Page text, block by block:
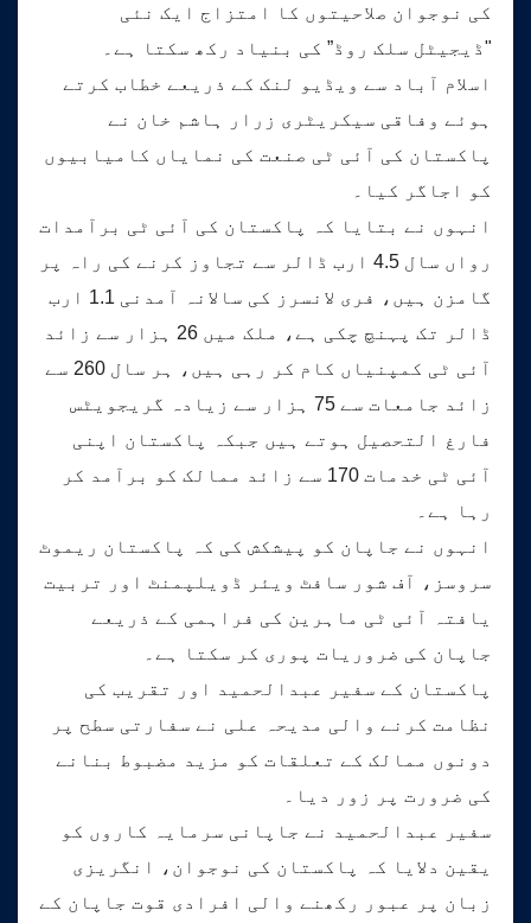
کی نوجوان صلاحیتوں کا امتزاج ایک نئی
"ڈیجیٹل سلک روڈ” کی بنیاد رکھ سکتا ہے۔
اسلام آباد سے ویڈیو لنک کے ذریعے خطاب کرتے
ہوئے وفاقی سیکریٹری زرار ہاشم خان نے
پاکستان کی آئی ٹی صنعت کی نمایاں کامیابیوں
کو اجاگر کیا۔
انہوں نے بتایا کہ پاکستان کی آئی ٹی برآمدات
رواں سال 4.5 ارب ڈالر سے تجاوز کرنے کی راہ پر
گامزن ہیں، فری لانسرز کی سالانہ آمدنی 1.1 ارب
ڈالر تک پہنچ چکی ہے، ملک میں 26 ہزار سے زائد
آئی ٹی کمپنیاں کام کر رہی ہیں، ہر سال 260 سے
زائد جامعات سے 75 ہزار سے زیادہ گریجویٹس
فارغ التحصیل ہوتے ہیں جبکہ پاکستان اپنی
آئی ٹی خدمات 170 سے زائد ممالک کو برآمد کر
رہا ہے۔
انہوں نے جاپان کو پیشکش کی کہ پاکستان ریموٹ
سروسز، آف شور سافٹ ویئر ڈویلپمنٹ اور تربیت
یافتہ آئی ٹی ماہرین کی فراہمی کے ذریعے
جاپان کی ضروریات پوری کر سکتا ہے۔
پاکستان کے سفیر عبدالحمید اور تقریب کی
نظامت کرنے والی مدیحہ علی نے سفارتی سطح پر
دونوں ممالک کے تعلقات کو مزید مضبوط بنانے
کی ضرورت پر زور دیا۔
سفیر عبدالحمید نے جاپانی سرمایہ کاروں کو
یقین دلایا کہ پاکستان کی نوجوان، انگریزی
زبان پر عبور رکھنے والی افرادی قوت جاپان کے